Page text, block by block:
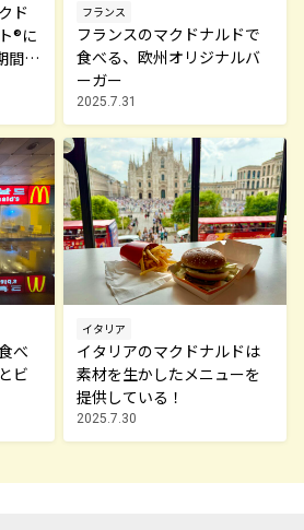
ド
®に
間限
フランス
フランスのマクドナルドで
食べる、欧州オリジナルバ
ーガー
2025.7.31
べ
ビ
イタリア
イタリアのマクドナルドは
素材を生かしたメニューを
提供している！
2025.7.30